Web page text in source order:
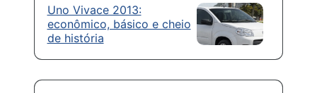
Uno Vivace 2013:
econômico, básico e cheio
de história